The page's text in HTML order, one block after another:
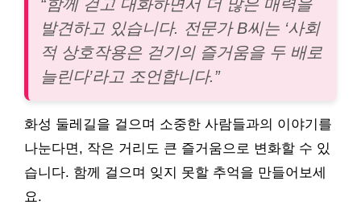
“함께 걷고 대화하면서 더 많은 매력을
발견하고 있습니다. 전문가 B씨는 ‘사회
적 상호작용은 걷기의 즐거움을 두 배로
늘린다’라고 조언합니다.”
화성 둘레길을 걸으며 소중한 사람들과의 이야기를
나눈다면, 작은 거리도 큰 즐거움으로 변화할 수 있
습니다. 함께 걸으며 잊지 못할 추억을 만들어보세
요.